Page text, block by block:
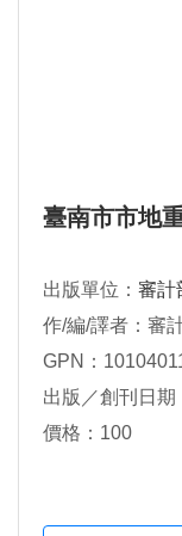
臺南市市地
出版單位： 審計
作/編/譯者：審
GPN：
出版／創刊日期
價格：100